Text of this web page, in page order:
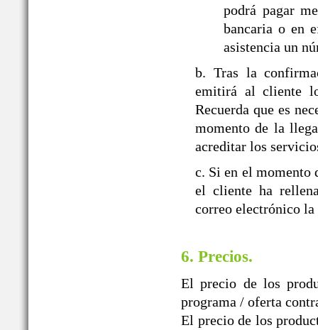
podrá pagar
bancaria o en
asistencia un
b. Tras la
emitirá al cliente
Recuerda que es
momento de la
acreditar los
c. Si en el momento
el cliente ha
correo electrónico la
6. Precios.
El precio de los
programa / oferta
El precio de los